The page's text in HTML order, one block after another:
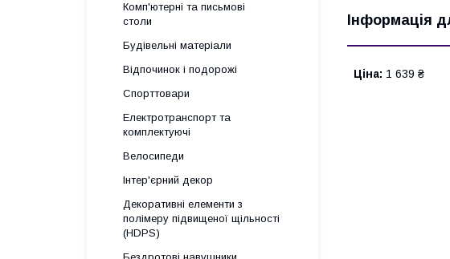
Інформація
Ціна: 1 639 ₴
Комп'ютерні та письмові
столи
Будівельні матеріали
Відпочинок і подорожі
Спорттовари
Електротранспорт та
комплектуючі
Велосипеди
Інтер'єрний декор
Декоративні елементи з
полімеру підвищеної щільності
(HDPS)